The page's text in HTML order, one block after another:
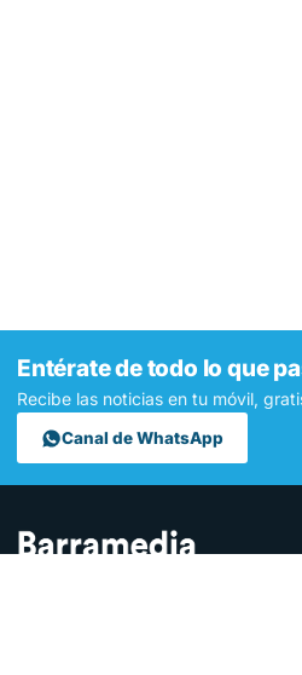
Entérate de todo lo que
Recibe las noticias en tu móvil,
Canal de WhatsApp